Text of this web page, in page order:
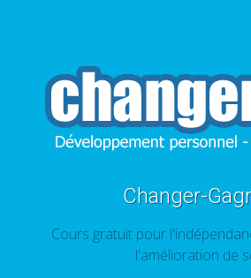
Changer-
Cours gratuit pour
l'amélioration de